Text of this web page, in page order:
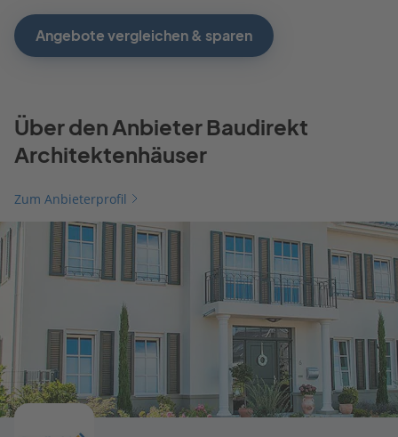
Angebote vergleichen & sparen
Über den Anbieter Baudirekt
Architektenhäuser
Zum Anbieterprofil